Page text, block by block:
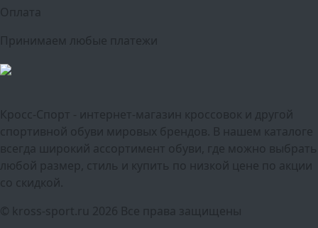
Оплата
Принимаем любые платежи
Кросс-Спорт - интернет-магазин кроссовок и другой
спортивной обуви мировых брендов. В нашем каталоге
всегда широкий ассортимент обуви, где можно выбрать
любой размер, стиль и купить по низкой цене по акции
со скидкой.
© kross-sport.ru
2026 Все права защищены